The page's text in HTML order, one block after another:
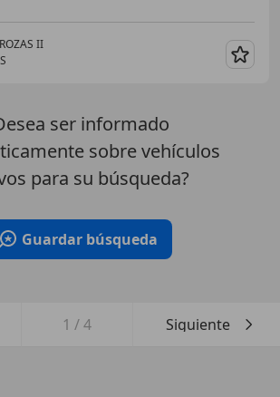
II
ser informado
sobre vehículos
para su búsqueda?
Guardar búsqueda
1 /4 Siguiente